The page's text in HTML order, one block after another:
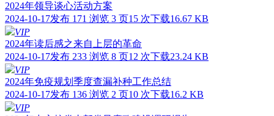
2024年领导谈心活动方案
2024-10-17发布 171 浏览 3 页15 次下载16.67 KB
VIP
2024年读后感之来自上层的革命
2024-10-17发布 233 浏览 8 页12 次下载23.24 KB
VIP
2024年免疫规划季度查漏补种工作总结
2024-10-17发布 136 浏览 2 页10 次下载16.2 KB
VIP